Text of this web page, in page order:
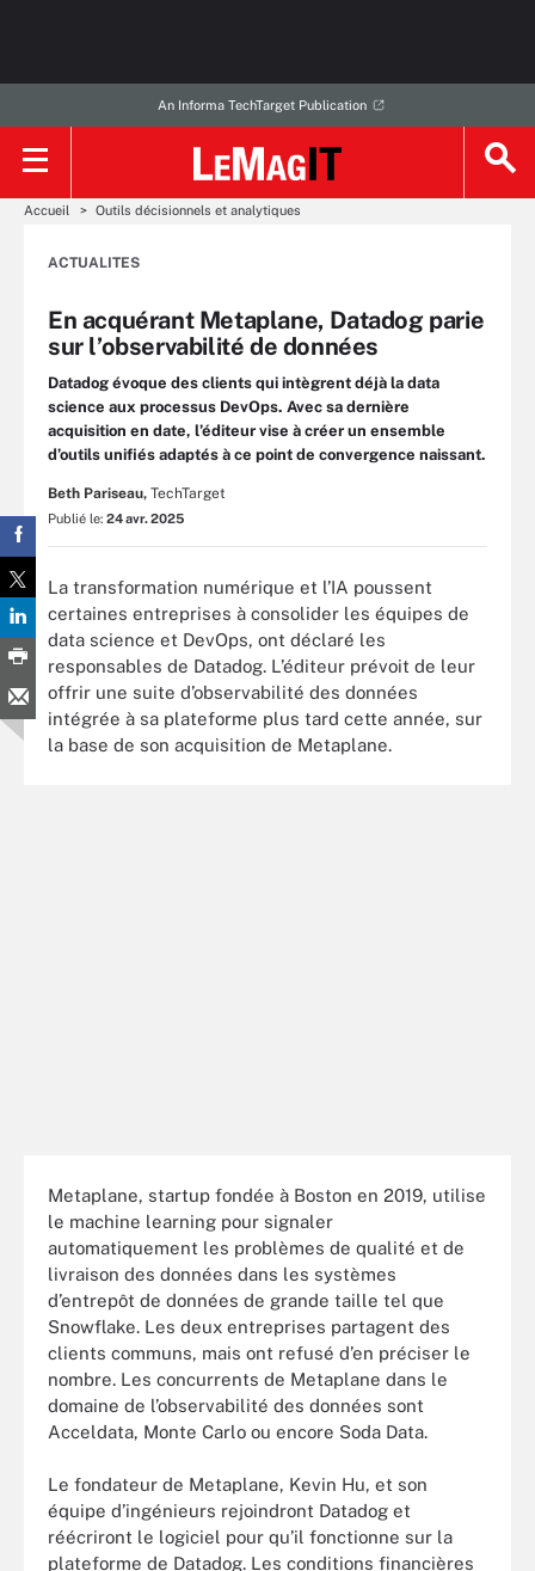
An Informa TechTarget Publication
Accueil Outils décisionnels et analytiques
ACTUALITES
En acquérant Metaplane, Datadog parie
sur l’observabilité de données
Datadog évoque des clients qui intègrent déjà la data
science aux processus DevOps. Avec sa dernière
acquisition en date, l’éditeur vise à créer un ensemble
d’outils unifiés adaptés à ce point de convergence naissant.
Beth Pariseau, TechTarget
Publié le: 24 avr. 2025
La transformation numérique et l’IA poussent
certaines entreprises à consolider les équipes de
data science et DevOps, ont déclaré les
responsables de Datadog. L’éditeur prévoit de leur
offrir une suite d’observabilité des données
intégrée à sa plateforme plus tard cette année, sur
la base de son acquisition de Metaplane.
Metaplane, startup fondée à Boston en 2019, utilise
le machine learning pour signaler
automatiquement les problèmes de qualité et de
livraison des données dans les systèmes
d’entrepôt de données de grande taille tel que
Snowflake. Les deux entreprises partagent des
clients communs, mais ont refusé d’en préciser le
nombre. Les concurrents de Metaplane dans le
domaine de l’observabilité des données sont
Acceldata, Monte Carlo ou encore Soda Data.
Le fondateur de Metaplane, Kevin Hu, et son
équipe d’ingénieurs rejoindront Datadog et
réécriront le logiciel pour qu’il fonctionne sur la
plateforme de Datadog. Les conditions financières